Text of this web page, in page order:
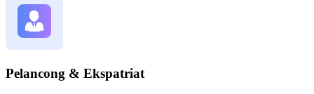
Pelancong & Ekspatriat